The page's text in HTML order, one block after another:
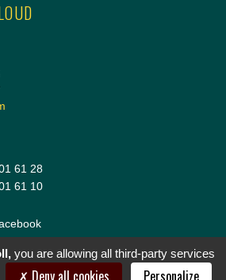
61 28
61 10
Cloud |Conditions Générales de vente|Mentions légales
confidentialité Nous rejoindre Réalisation vt-design
you are allowing all third-party services
Deny all cookies Personalize